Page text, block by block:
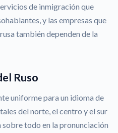
de inmigración que
y las empresas que
también dependen de la
Ruso
uniforme para un idioma de
del norte, el centro y el sur
todo en la pronunciación